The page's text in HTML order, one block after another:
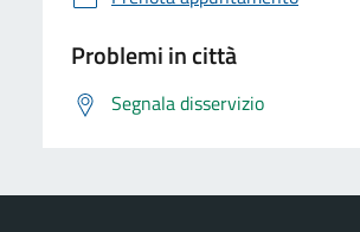
Problemi in città
Segnala disservizio